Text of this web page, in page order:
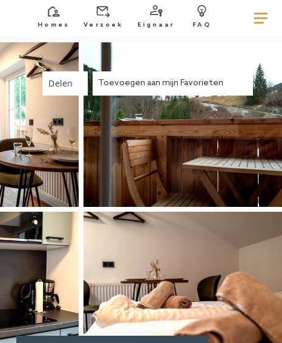
Homes Verzoek Eignaar FAQ
Toevoegen aan mijn Favorieten
Delen